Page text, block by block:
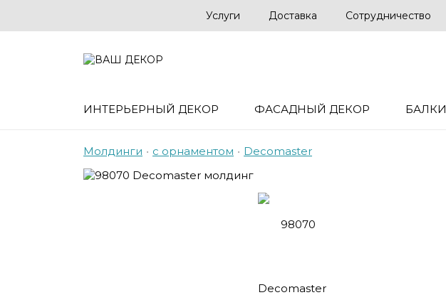
Услуги Доставка Сотрудничество
ИНТЕРЬЕРНЫЙ ДЕКОР ФАСАДНЫЙ ДЕКОР БАЛКИ
Молдинги • с орнаментом • Decomaster